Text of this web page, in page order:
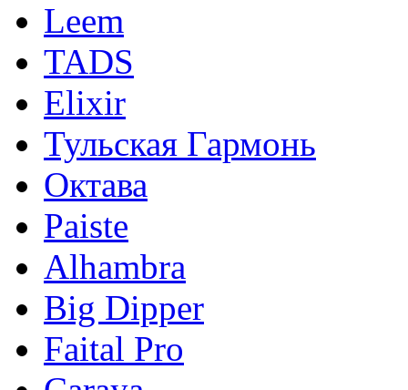
Leem
TADS
Elixir
Тульская Гармонь
Октава
Paiste
Alhambra
Big Dipper
Faital Pro